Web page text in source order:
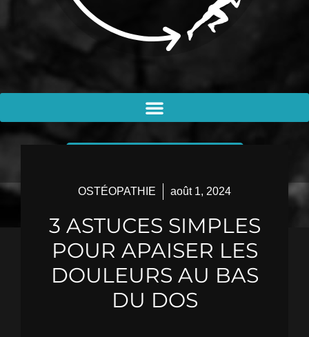
OSTÉOPATHIE août 1, 2024
3 ASTUCES SIMPLES
POUR APAISER LES
DOULEURS AU BAS
DU DOS